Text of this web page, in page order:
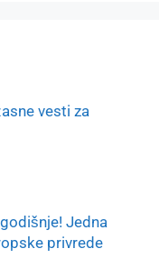
vesti za
Jedna
privrede